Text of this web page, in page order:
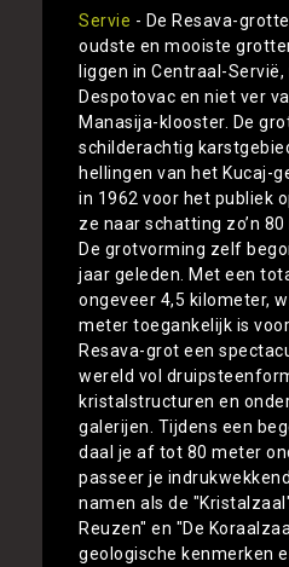
Servie - De Resava-
oudste en mooiste
liggen in Centraal-
Despotovac en niet ver
Manasija-klooster. De
schilderachtig
hellingen van het Kucaj-
in 1962 voor het publiek
ze naar schatting zo’n
De grotvorming zelf
jaar geleden. Met een
ongeveer 4,5 kilometer,
meter toegankelijk is
Resava-grot een
wereld vol
kristalstructuren en
galerijen. Tijdens een
daal je af tot 80 meter
passeer je
namen als de
Reuzen" en "De
geologische kenmerken